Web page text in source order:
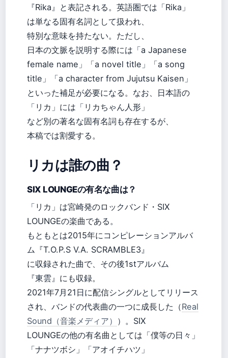
『Rika』と表記される。英語圏では「Rika」
は単なる固有名詞として扱われ、
特別な意味を持たない。ただし、
日本の文脈を説明する際には「a Japanese
female name」「a novel title」「a song
title」「a character from Jujutsu Kaisen」
といった補足が必要になる。なお、日本語の
「リカ」には「リカちゃん人形」
など別の著名な固有名詞も存在するが、
本稿では割愛する。
リカは誰の曲？
SIX LOUNGEの有名な曲は？
「リカ」は宮崎発のロックバンド・SIX
LOUNGEの楽曲である。
もともとは2015年にコンピレーションアルバ
ム『T.O.P.S V.A. SCRAMBLE3』
に収録された曲で、その後1stアルバム
『東雲』にも収録。
2021年7月21日に配信シングルとしてリリース
され、バンドの代表曲の一つに成長した（Real
Sound（音楽メディア） ）。SIX
LOUNGEの他の有名曲としては「僕等の日々」
「ナナツボシ」「アオイチハツ」